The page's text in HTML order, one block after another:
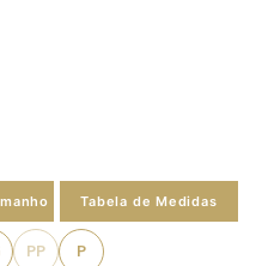
Tabela de Medidas
PP P